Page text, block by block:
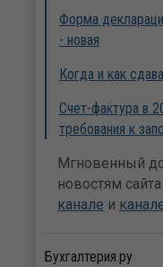
Форма
- новая
Когда и как
Счет-фактура в
требования к
Мгновенный
новостям
канале и
Бухгалтерия.ру